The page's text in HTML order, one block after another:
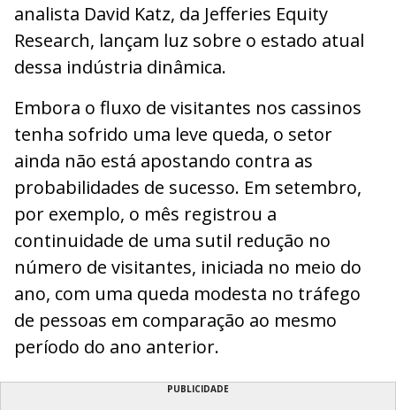
analista David Katz, da Jefferies Equity
Research, lançam luz sobre o estado atual
dessa indústria dinâmica.
Embora o fluxo de visitantes nos cassinos
tenha sofrido uma leve queda, o setor
ainda não está apostando contra as
probabilidades de sucesso. Em setembro,
por exemplo, o mês registrou a
continuidade de uma sutil redução no
número de visitantes, iniciada no meio do
ano, com uma queda modesta no tráfego
de pessoas em comparação ao mesmo
período do ano anterior.
PUBLICIDADE